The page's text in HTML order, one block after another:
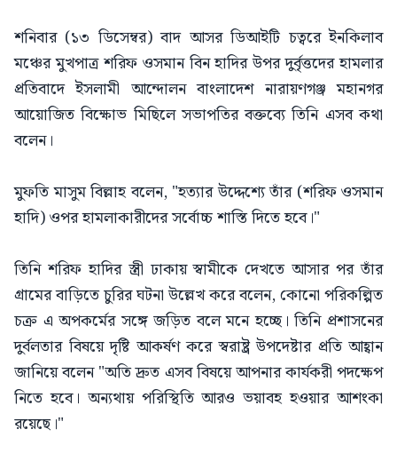
শনিবার (১৩ ডিসেম্বর) বাদ আসর ডিআইটি চত্বরে ইনকিলাব
মঞ্চের মুখপাত্র শরিফ ওসমান বিন হাদির উপর দুর্বৃত্তদের হামলার
প্রতিবাদে ইসলামী আন্দোলন বাংলাদেশ নারায়ণগঞ্জ মহানগর
আয়োজিত বিক্ষোভ মিছিলে সভাপতির বক্তব্যে তিনি এসব কথা
বলেন।
মুফতি মাসুম বিল্লাহ বলেন, "হত্যার উদ্দেশ্যে তাঁর (শরিফ ওসমান
হাদি) ওপর হামলাকারীদের সর্বোচ্চ শাস্তি দিতে হবে।"
তিনি শরিফ হাদির স্ত্রী ঢাকায় স্বামীকে দেখতে আসার পর তাঁর
গ্রামের বাড়িতে চুরির ঘটনা উল্লেখ করে বলেন, কোনো পরিকল্পিত
চক্র এ অপকর্মের সঙ্গে জড়িত বলে মনে হচ্ছে। তিনি প্রশাসনের
দুর্বলতার বিষয়ে দৃষ্টি আকর্ষণ করে স্বরাষ্ট্র উপদেষ্টার প্রতি আহ্বান
জানিয়ে বলেন "অতি দ্রুত এসব বিষয়ে আপনার কার্যকরী পদক্ষেপ
নিতে হবে। অন্যথায় পরিস্থিতি আরও ভয়াবহ হওয়ার আশংকা
রয়েছে।"